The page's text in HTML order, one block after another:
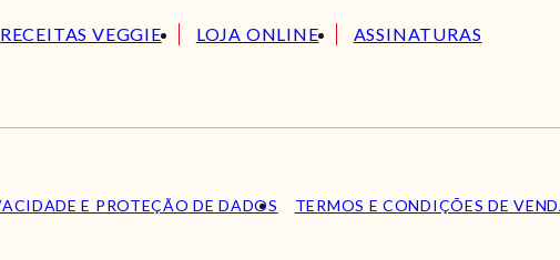
RECEITAS VEGGIE LOJA ONLINE ASSINATURAS
E PROTEÇÃO DE DADOS TERMOS E CONDIÇÕES DE